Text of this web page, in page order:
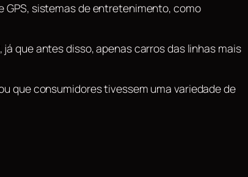
GPS, sistemas de entretenimento, como
que antes disso, apenas carros das linhas mais
que consumidores tivessem uma variedade de